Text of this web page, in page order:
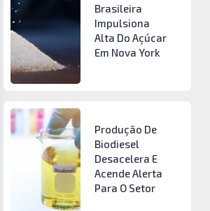
Brasileira
Impulsiona
Alta Do Açúcar
Em Nova York
Produção De
Biodiesel
Desacelera E
Acende Alerta
Para O Setor